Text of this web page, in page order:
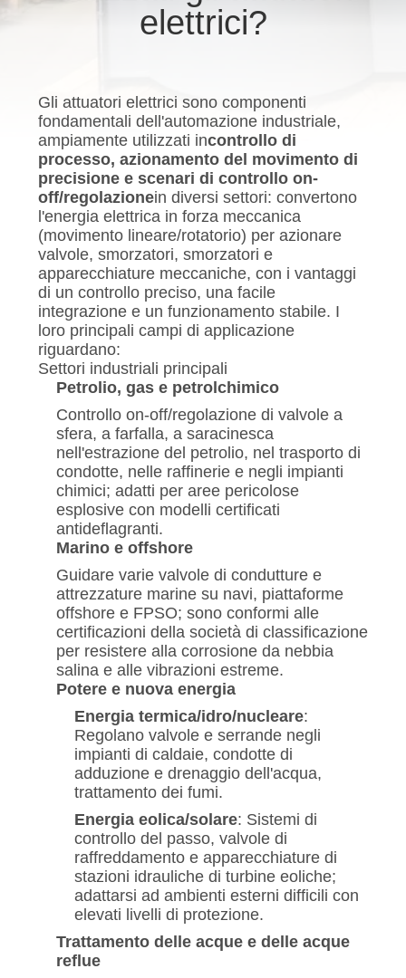
DI
CONTATTICI
RICHIEDA
UNA
CITAZIONE
MAPPA
SITO
PRIVACY
POLICY
elettrici?
Gli attuatori elettrici sono componenti
fondamentali dell'automazione industriale,
ampiamente utilizzati incontrollo di
processo, azionamento del movimento di
precisione e scenari di controllo on-
off/regolazionein diversi settori: convertono
l'energia elettrica in forza meccanica
(movimento lineare/rotatorio) per azionare
valvole, smorzatori, smorzatori e
apparecchiature meccaniche, con i vantaggi
di un controllo preciso, una facile
integrazione e un funzionamento stabile. I
loro principali campi di applicazione
riguardano:
Settori industriali principali
Petrolio, gas e petrolchimico
Controllo on-off/regolazione di valvole a
sfera, a farfalla, a saracinesca
nell'estrazione del petrolio, nel trasporto di
condotte, nelle raffinerie e negli impianti
chimici; adatti per aree pericolose
esplosive con modelli certificati
antideflagranti.
Marino e offshore
Guidare varie valvole di condutture e
attrezzature marine su navi, piattaforme
offshore e FPSO; sono conformi alle
certificazioni della società di classificazione
per resistere alla corrosione da nebbia
salina e alle vibrazioni estreme.
Potere e nuova energia
Energia termica/idro/nucleare:
Regolano valvole e serrande negli
impianti di caldaie, condotte di
adduzione e drenaggio dell'acqua,
trattamento dei fumi.
Energia eolica/solare: Sistemi di
controllo del passo, valvole di
raffreddamento e apparecchiature di
stazioni idrauliche di turbine eoliche;
adattarsi ad ambienti esterni difficili con
elevati livelli di protezione.
Trattamento delle acque e delle acque
reflue